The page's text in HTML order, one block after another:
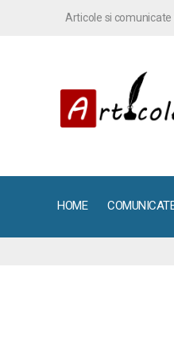
Articole si comunicate
HOME